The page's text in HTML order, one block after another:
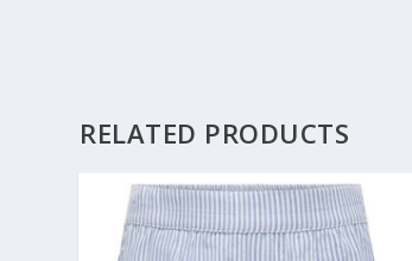
RELATED PRODUCTS